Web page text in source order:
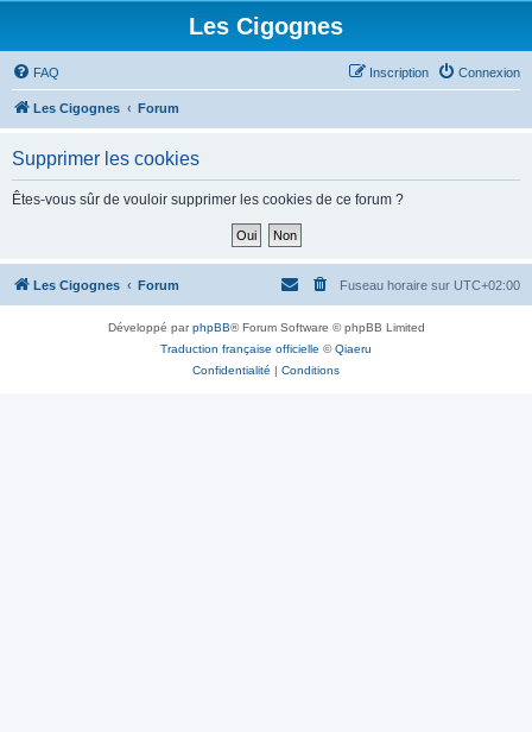
Les Cigognes
FAQ Connexion
Inscription
Les Cigognes Forum
Supprimer les cookies
Êtes-vous sûr de vouloir supprimer les cookies de ce forum ?
Les Cigognes Forum Fuseau horaire sur UTC+02:00
Développé parphpBB® Forum Software © phpBB Limited
Traduction française officielle ©Qiaeru
Confidentialité | Conditions